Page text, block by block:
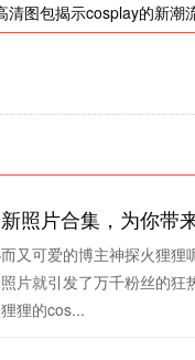
清图包揭示cosplay的新潮
照片合集，为你带
又可爱的博主神探火狸狸
片就引发了万千粉丝的
狸的cos...